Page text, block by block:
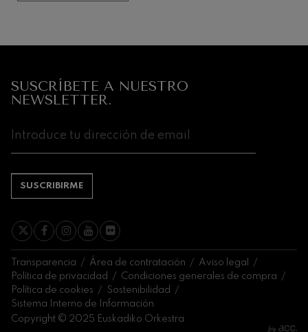
SUSCRÍBETE A NUESTRO
NEWSLETTER.
SUSCRIBIRME
Transparencia Área de contratación
Aviso legal
Política de privacidad
Condiciones generales de compra
Política de cookies
Sostenibilidad
Sistema Interno de Información
Copyright © 2025 Euskadiko Orkestra